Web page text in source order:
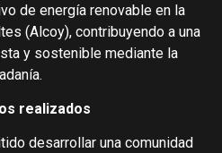
de energía renovable en la
(Alcoy), contribuyendo a una
y sostenible mediante la
realizados
desarrollar una comunidad